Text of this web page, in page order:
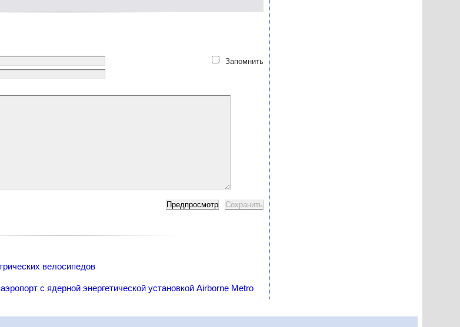
Запомнить
велосипедов
с ядерной энергетической установкой Airborne Metro